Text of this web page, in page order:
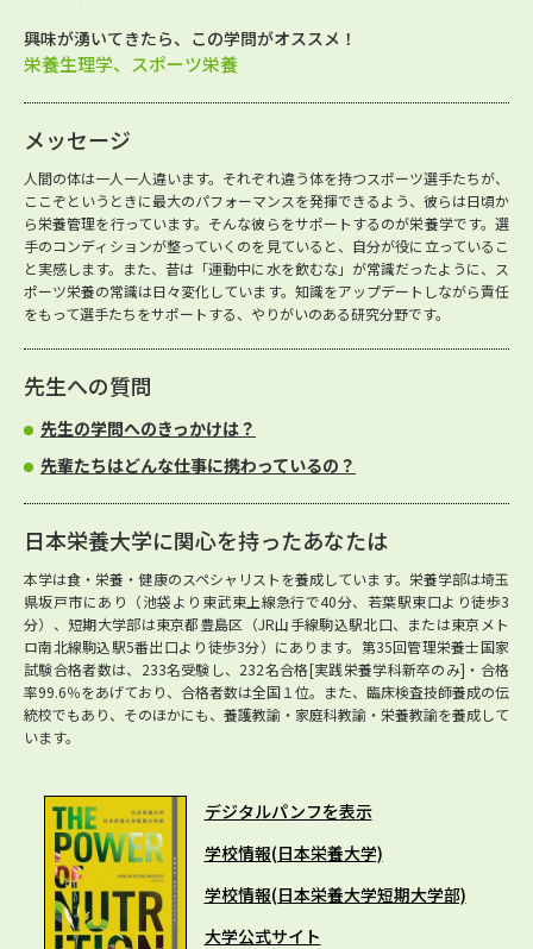
興味が湧いてきたら、この学問がオススメ！
栄養生理学、スポーツ栄養
メッセージ
人間の体は一人一人違います。それぞれ違う体を持つスポーツ選手たちが、
ここぞというときに最大のパフォーマンスを発揮できるよう、彼らは日頃か
ら栄養管理を行っています。そんな彼らをサポートするのが栄養学です。選
手のコンディションが整っていくのを見ていると、自分が役に立っているこ
と実感します。また、昔は「運動中に水を飲むな」が常識だったように、ス
ポーツ栄養の常識は日々変化しています。知識をアップデートしながら責任
をもって選手たちをサポートする、やりがいのある研究分野です。
先生への質問
先生の学問へのきっかけは？
先輩たちはどんな仕事に携わっているの？
日本栄養大学に関心を持ったあなたは
本学は食・栄養・健康のスペシャリストを養成しています。栄養学部は埼玉
県坂戸市にあり（池袋より東武東上線急行で40分、若葉駅東口より徒歩3
分）、短期大学部は東京都豊島区（JR山手線駒込駅北口、または東京メト
ロ南北線駒込駅5番出口より徒歩3分）にあります。第35回管理栄養士国家
試験合格者数は、233名受験し、232名合格[実践栄養学科新卒のみ]・合格
率99.6％をあげており、合格者数は全国１位。また、臨床検査技師養成の伝
統校でもあり、そのほかにも、養護教諭・家庭科教諭・栄養教諭を養成して
います。
デジタルパンフを表示
学校情報(日本栄養大学)
学校情報(日本栄養大学短期大学部)
大学公式サイト